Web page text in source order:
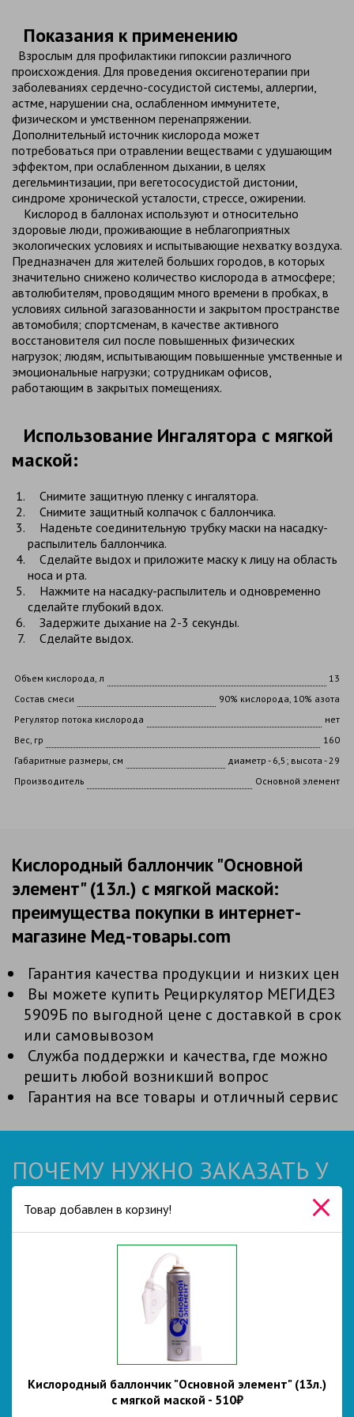
Показания к применению
Взрослым для профилактики гипоксии различного
происхождения. Для проведения оксигенотерапии при
заболеваниях сердечно-сосудистой системы, аллергии,
астме, нарушении сна, ослабленном иммунитете,
физическом и умственном перенапряжении.
Дополнительный источник кислорода может
потребоваться при отравлении веществами с удушающим
эффектом, при ослабленном дыхании, в целях
дегельминтизации, при вегетососудистой дистонии,
синдроме хронической усталости, стрессе, ожирении.
Кислород в баллонах используют и относительно
здоровые люди, проживающие в неблагоприятных
экологических условиях и испытывающие нехватку воздуха.
Предназначен для жителей больших городов, в которых
значительно снижено количество кислорода в атмосфере;
автолюбителям, проводящим много времени в пробках, в
условиях сильной загазованности и закрытом пространстве
автомобиля; спортсменам, в качестве активного
восстановителя сил после повышенных физических
нагрузок; людям, испытывающим повышенные умственные и
эмоциональные нагрузки; сотрудникам офисов,
работающим в закрытых помещениях.
Использование Ингалятора с мягкой
маской:
Снимите защитную пленку с ингалятора.
Снимите защитный колпачок с баллончика.
Наденьте соединительную трубку маски на насадку-
распылитель баллончика.
Сделайте выдох и приложите маску к лицу на область
носа и рта.
Нажмите на насадку-распылитель и одновременно
сделайте глубокий вдох.
Задержите дыхание на 2-3 секунды.
Сделайте выдох.
Объем кислорода, л
13
Состав смеси
90% кислорода, 10% азота
Регулятор потока кислорода
нет
Вес, гр
160
Габаритные размеры, см
диаметр - 6,5; высота - 29
Производитель
Основной элемент
Кислородный баллончик "Основной
элемент" (13л.) с мягкой маской:
преимущества покупки в интернет-
магазине Мед-товары.com
Гарантия качества продукции и низких цен
Вы можете купить Рециркулятор МЕГИДЕЗ
5909Б по выгодной цене с доставкой в срок
или самовывозом
Служба поддержки и качества, где можно
решить любой возникший вопрос
Гарантия на все товары и отличный сервис
ПОЧЕМУ НУЖНО ЗАКАЗАТЬ У
НАС?
БЫСТРАЯ ОТГРУЗКА
Мы работаем с разными объемами заказов и проводим
Товар добавлен в корзину!
Кислородный баллончик "Основной элемент" (13л.)
с мягкой маской - 510₽